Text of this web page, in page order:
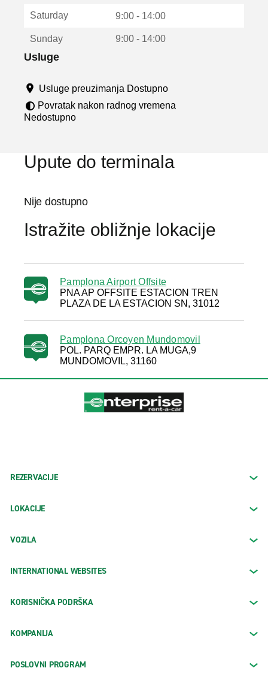
u
Saturday 9:00 - 14:00
Sunday 9:00 - 14:00
Usluge
Usluge preuzimanja Dostupno
Povratak nakon radnog vremena
Nedostupno
Upute do terminala
Nije dostupno
Istražite obližnje lokacije
Pamplona Airport Offsite
PNA AP OFFSITE ESTACION TREN
PLAZA DE LA ESTACION SN, 31012
Pamplona Orcoyen Mundomovil
POL. PARQ EMPR. LA MUGA,9
MUNDOMOVIL, 31160
REZERVACIJE
LOKACIJE
VOZILA
INTERNATIONAL WEBSITES
KORISNIČKA PODRŠKA
KOMPANIJA
POSLOVNI PROGRAM